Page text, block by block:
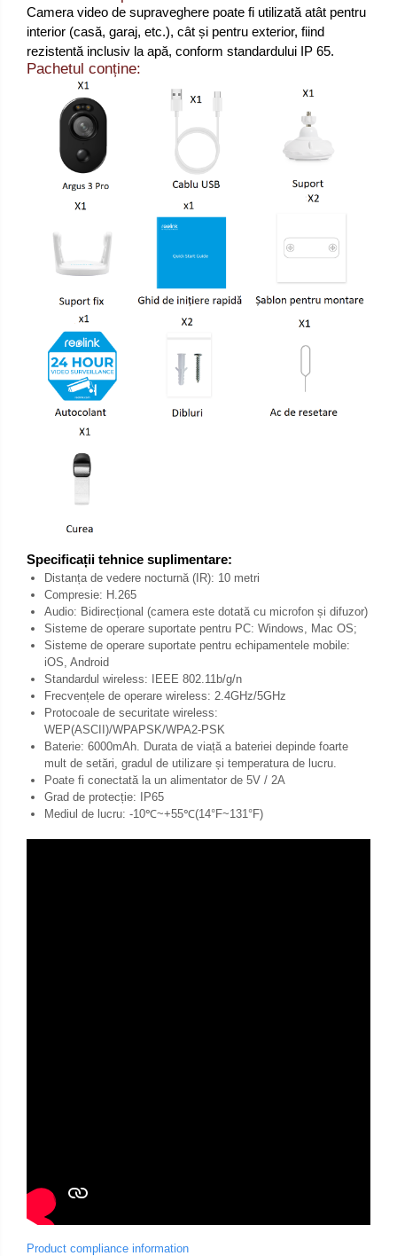
Camera video de supraveghere poate fi utilizată atât pentru
interior (casă, garaj, etc.), cât și pentru exterior, fiind
rezistentă inclusiv la apă, conform standardului IP 65.
Pachetul conține:
Specificații tehnice suplimentare:
Distanța de vedere nocturnă (IR): 10 metri
Compresie: H.265
Audio: Bidirecțional (camera este dotată cu microfon și difuzor)
Sisteme de operare suportate pentru PC: Windows, Mac OS;
Sisteme de operare suportate pentru echipamentele mobile:
iOS, Android
Standardul wireless: IEEE 802.11b/g/n
Frecvențele de operare wireless: 2.4GHz/5GHz
Protocoale de securitate wireless:
WEP(ASCII)/WPAPSK/WPA2-PSK
Baterie: 6000mAh. Durata de viață a bateriei depinde foarte
mult de setări, gradul de utilizare și temperatura de lucru.
Poate fi conectată la un alimentator de 5V / 2A
Grad de protecție: IP65
Mediul de lucru: -10℃~+55℃(14°F~131°F)
Product compliance information